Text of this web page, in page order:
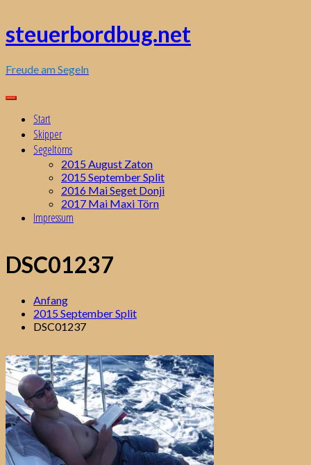
Inhalt
springen
steuerbordbug.net
Freude am Segeln
Start
Skipper
Segeltörns
2015 August Zaton
2015 September Split
2016 Mai Seget Donji
2017 Mai Maxi Törn
Impressum
DSC01237
Anfang
2015 September Split
DSC01237